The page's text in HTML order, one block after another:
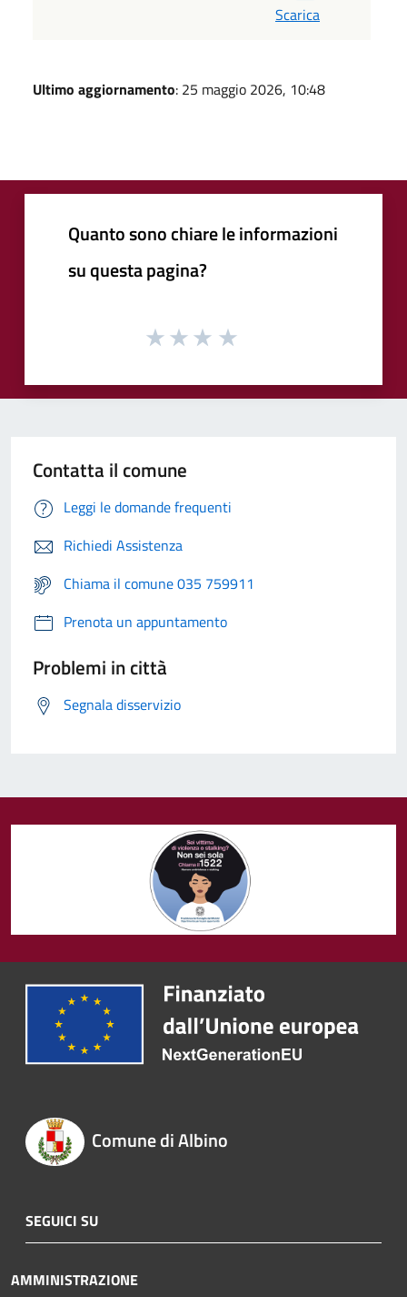
Scarica
Ultimo aggiornamento: 25 maggio 2026, 10:48
Quanto sono chiare le informazioni
su questa pagina?
Contatta il comune
Leggi le domande frequenti
Richiedi Assistenza
Chiama il comune 035 759911
Prenota un appuntamento
Problemi in città
Segnala disservizio
Comune di Albino
SEGUICI SU
AMMINISTRAZIONE